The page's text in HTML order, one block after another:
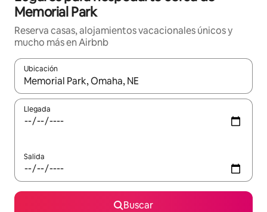
Memorial Park
Reserva casas, alojamientos vacacionales únicos y
mucho más en Airbnb
Ubicación
Cuando los resultados estén disponibles, podrás navegar
Llegada
Salida
Buscar